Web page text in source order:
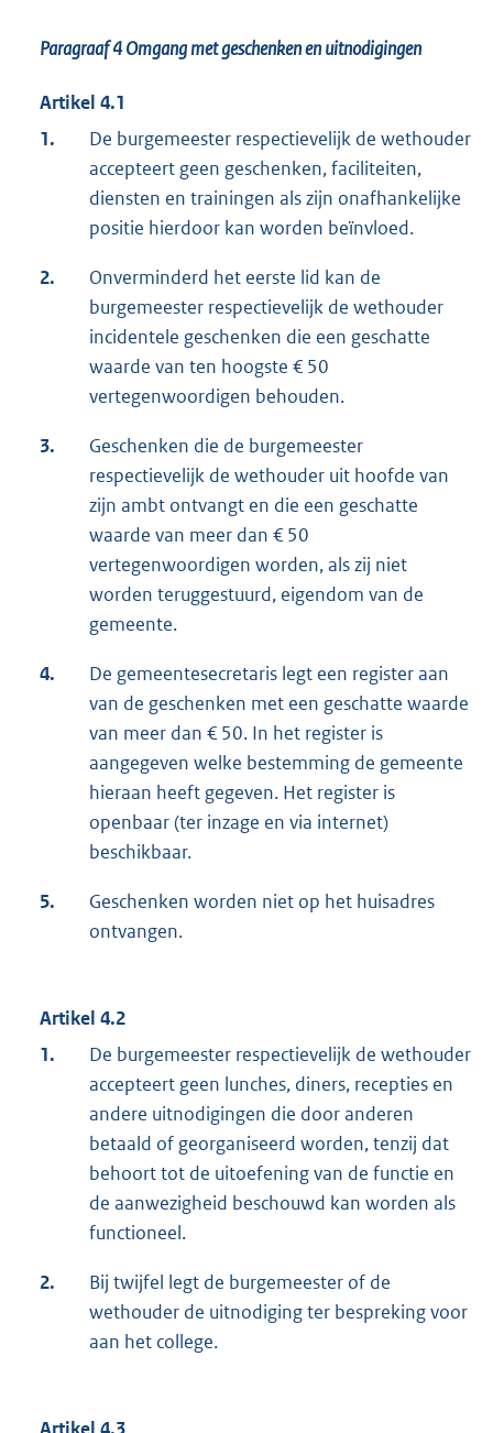
Paragraaf 4Omgang met geschenken en uitnodigingen
Artikel 4.1
1.
De burgemeester respectievelijk de wethouder
accepteert geen geschenken, faciliteiten,
diensten en trainingen als zijn onafhankelijke
positie hierdoor kan worden beïnvloed.
2.
Onverminderd het eerste lid kan de
burgemeester respectievelijk de wethouder
incidentele geschenken die een geschatte
waarde van ten hoogste € 50
vertegenwoordigen behouden.
3.
Geschenken die de burgemeester
respectievelijk de wethouder uit hoofde van
zijn ambt ontvangt en die een geschatte
waarde van meer dan € 50
vertegenwoordigen worden, als zij niet
worden teruggestuurd, eigendom van de
gemeente.
4.
De gemeentesecretaris legt een register aan
van de geschenken met een geschatte waarde
van meer dan € 50. In het register is
aangegeven welke bestemming de gemeente
hieraan heeft gegeven. Het register is
openbaar (ter inzage en via internet)
beschikbaar.
5.
Geschenken worden niet op het huisadres
ontvangen.
Artikel 4.2
1.
De burgemeester respectievelijk de wethouder
accepteert geen lunches, diners, recepties en
andere uitnodigingen die door anderen
betaald of georganiseerd worden, tenzij dat
behoort tot de uitoefening van de functie en
de aanwezigheid beschouwd kan worden als
functioneel.
2.
Bij twijfel legt de burgemeester of de
wethouder de uitnodiging ter bespreking voor
aan het college.